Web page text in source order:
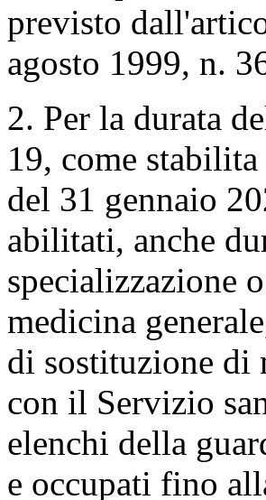
previsto
agosto 1999, n.
2. Per la durata
19, come
del 31 gennaio
abilitati, anche
specializzazione
medicina
di sostituzione di
con il Servizio
elenchi della
e occupati fino